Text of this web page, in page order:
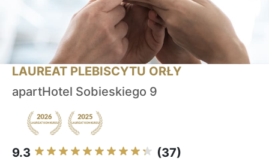
LAUREAT PLEBISCYTU ORŁY
apartHotel Sobieskiego 9
9.3 (37)